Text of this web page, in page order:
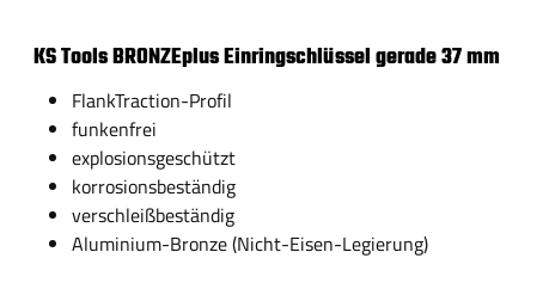
KS Tools BRONZEplus Einringschlüssel gerade 37 mm
FlankTraction-Profil
funkenfrei
explosionsgeschützt
korrosionsbeständig
verschleißbeständig
Aluminium-Bronze (Nicht-Eisen-Legierung)